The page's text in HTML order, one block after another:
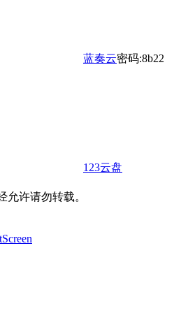
蓝奏云密码:8b22
123云盘
允许请勿转载。